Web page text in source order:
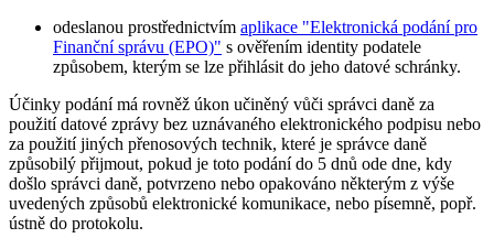
odeslanou prostřednictvím aplikace "Elektronická podání pro
Finanční správu (EPO)" s ověřením identity podatele
způsobem, kterým se lze přihlásit do jeho datové schránky.
Účinky podání má rovněž úkon učiněný vůči správci daně za
použití datové zprávy bez uznávaného elektronického podpisu nebo
za použití jiných přenosových technik, které je správce daně
způsobilý přijmout, pokud je toto podání do 5 dnů ode dne, kdy
došlo správci daně, potvrzeno nebo opakováno některým z výše
uvedených způsobů elektronické komunikace, nebo písemně, popř.
ústně do protokolu.